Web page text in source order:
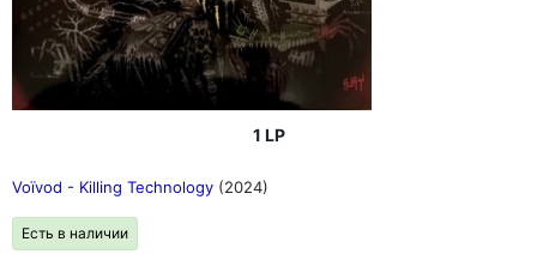
1 LP
Voïvod - Killing Technology (2024)
Есть в наличии